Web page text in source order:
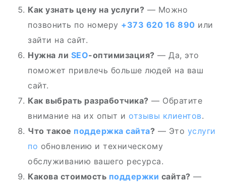
Как узнать цену на услуги? — Можно
позвонить по номеру +373 620 16 890 или
зайти на сайт.
Нужна ли SEO-оптимизация? — Да, это
поможет привлечь больше людей на ваш
сайт.
Как выбрать разработчика? — Обратите
внимание на их опыт и отзывы клиентов.
Что такое поддержка сайта? — Это услуги
по обновлению и техническому
обслуживанию вашего ресурса.
Какова стоимость поддержки сайта? —